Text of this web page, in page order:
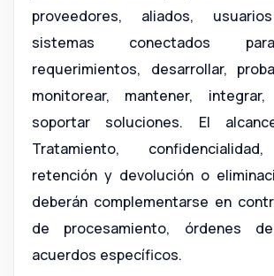
proveedores, aliados,
sistemas conectados
requerimientos, desarrollar,
monitorear, mantener,
soportar soluciones. El
Tratamiento,
retención y devolución o
deberán complementarse en
de procesamiento, órdenes
acuerdos específicos.